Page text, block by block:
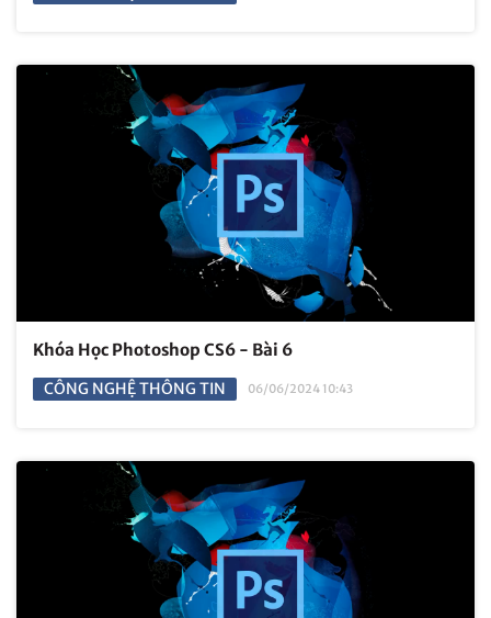
Khóa Học Photoshop CS6 - Bài 6
CÔNG NGHỆ THÔNG TIN 06/06/2024 10:43